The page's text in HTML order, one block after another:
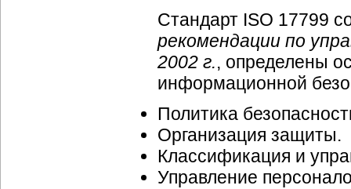
Стандарт ISO 17799
рекомендации по
2002 г., определены
информационной
Политика
Организация защиты.
Классификация и
Управление